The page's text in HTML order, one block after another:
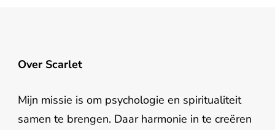
Over Scarlet
Mijn missie is om psychologie en spiritualiteit
samen te brengen. Daar harmonie in te creëren